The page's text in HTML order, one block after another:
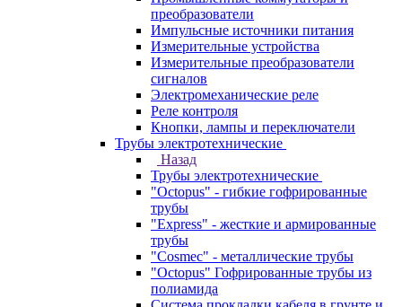
преобразователи
Импульсные источники питания
Измерительные устройства
Измерительные преобразователи
сигналов
Электромеханические реле
Реле контроля
Кнопки, лампы и переключатели
Трубы электротехнические
Назад
Трубы электротехнические
"Octopus" - гибкие гофрированные
трубы
"Express" - жесткие и армированные
трубы
"Cosmec" - металлические трубы
"Octopus" Гофрированные трубы из
полиамида